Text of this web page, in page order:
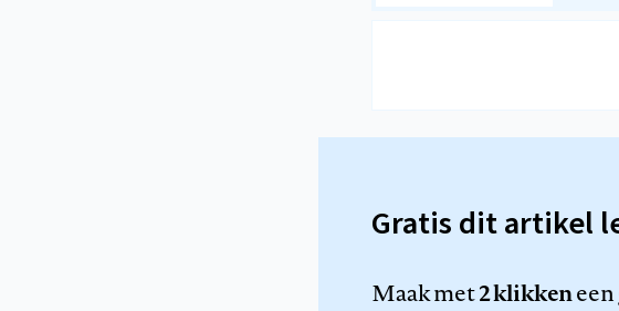
Gratis dit artikel
Maak met2 klikken